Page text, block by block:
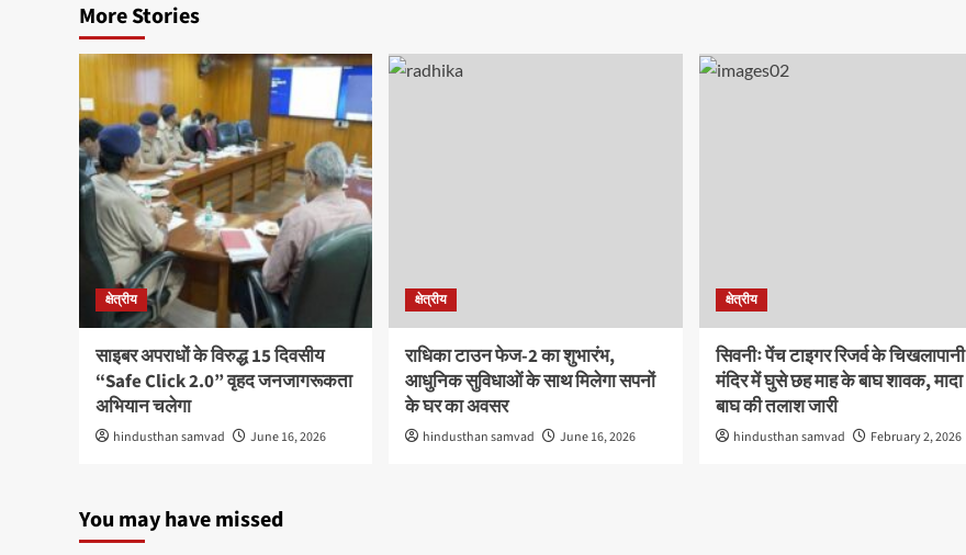
More Stories
क्षेत्रीय
साइबर अपराधों के विरुद्ध 15 दिवसीय
“Safe Click 2.0” वृहद जनजागरूकता
अभियान चलेगा
hindusthan samvad June 16, 2026
क्षेत्रीय
राधिका टाउन फेज-2 का शुभारंभ,
आधुनिक सुविधाओं के साथ मिलेगा सपनों
के घर का अवसर
hindusthan samvad June 16, 2026
क्षेत्रीय
सिवनीः पेंच टाइगर रिजर्व के चिखलापानी
मंदिर में घुसे छह माह के बाघ शावक, मादा
बाघ की तलाश जारी
hindusthan samvad February 2, 2026
You may have missed